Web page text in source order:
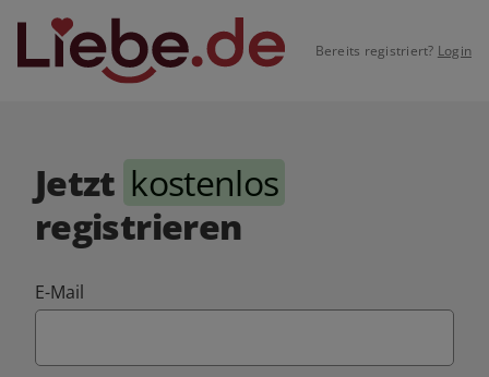
Bereits registriert? Login
Jetzt kostenlos
registrieren
E-Mail